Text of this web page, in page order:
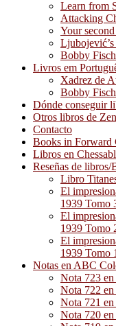
Learn from
Attacking
Your
Ljubojević’s
Bobby
Livros em
Xadrez de
Bobby
Dónde conseguir
Otros libros de
Contacto
Books in Forward
Libros en
Reseñas de
Libro
El
1939 Tomo
El
1939 Tomo
El
1939 Tomo 1
Notas en ABC
Nota 723
Nota 722
Nota 721
Nota 720